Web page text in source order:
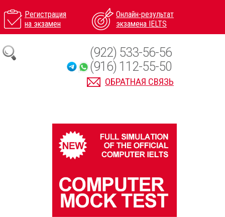
Регистрация
на экзамен
Онлайн-результат
экзамена IELTS
ОБРАТНАЯ СВЯЗЬ
(922) 533-56-56
(916) 112-55-50